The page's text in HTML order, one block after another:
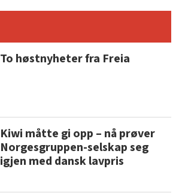
To høstnyheter fra Freia
Kiwi måtte gi opp – nå prøver
Norgesgruppen-selskap seg
igjen med dansk lavpris